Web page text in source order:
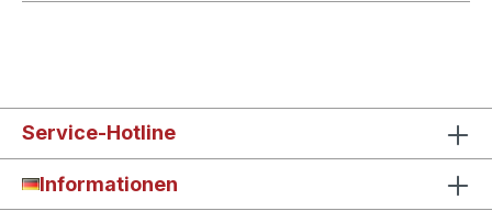
Service-Hotline
Informationen